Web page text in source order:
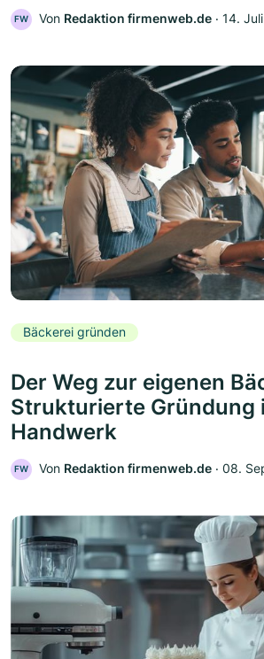
FW Von Redaktion firmenweb.de ‧ 14.
Bäckerei gründen
Der Weg zur eigenen
Strukturierte Gründung
Handwerk
FW Von Redaktion firmenweb.de ‧ 08.